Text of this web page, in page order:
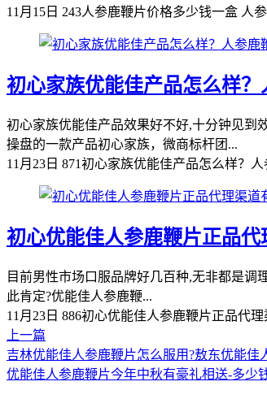
11月15日 243人参鹿鞭片价格多少钱一盒 人
初心家族优能佳产品怎么样
初心家族优能佳产品效果好不好,十分钟见到
操盘的一款产品初心家族，微商标杆团...
11月23日 871初心家族优能佳产品怎么样？
初心优能佳人参鹿鞭片正品代
目前男性市场口服品牌好几百种,无非都是调
此肯定?优能佳人参鹿鞭...
11月23日 886初心优能佳人参鹿鞭片正品代
上一篇
吉林优能佳人参鹿鞭片怎么服用?敖东优能佳
优能佳人参鹿鞭片今年中秋有豪礼相送-多少